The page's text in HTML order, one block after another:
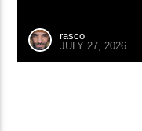
rasco
JULY 27, 2026